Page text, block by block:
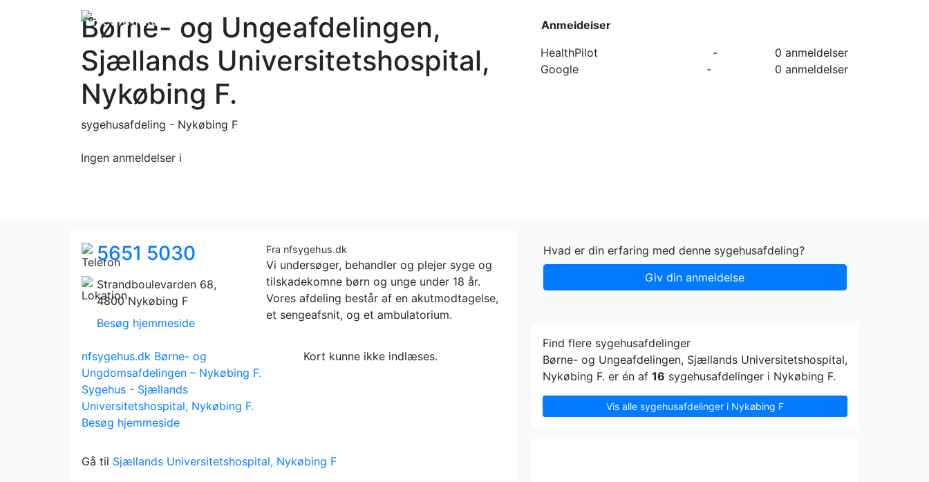
Forside Kategorier
Børne- og Ungeafdelingen,
Sjællands Universitetshospital,
Nykøbing F.
sygehusafdeling - Nykøbing F
Ingen anmeldelser i
Anmeldelser
HealthPilot
-
0 anmeldelser
Google
- 0 anmeldelser
5651 5030
Strandboulevarden 68,
4800 Nykøbing F
Besøg hjemmeside
Fra nfsygehus.dk
Vi undersøger, behandler og plejer syge og
tilskadekomne børn og unge under 18 år.
Vores afdeling består af en akutmodtagelse,
et sengeafsnit, og et ambulatorium.
nfsygehus.dk Børne- og
Ungdomsafdelingen – Nykøbing F.
Sygehus - Sjællands
Universitetshospital, Nykøbing F.
Besøg hjemmeside
Kort kunne ikke indlæses.
Gå til Sjællands Universitetshospital, Nykøbing F
Hvad er din erfaring med denne sygehusafdeling?
Giv din anmeldelse
Find flere sygehusafdelinger
Børne- og Ungeafdelingen, Sjællands Universitetshospital,
Nykøbing F. er én af 16 sygehusafdelinger i Nykøbing F.
Vis alle sygehusafdelinger i Nykøbing F